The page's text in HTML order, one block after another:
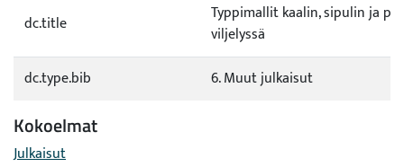
dc.title
Typpimallit kaalin, sipulin ja
viljelyssä
dc.type.bib
6. Muut julkaisut
Kokoelmat
Julkaisut